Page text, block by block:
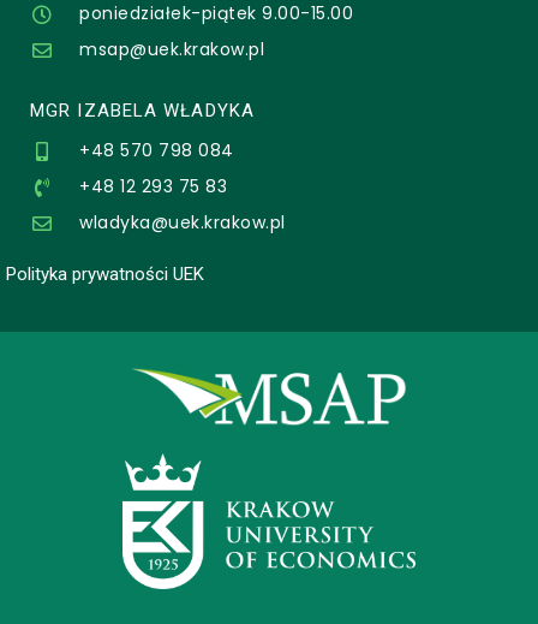
poniedziałek-piątek 9.00-15.00
msap@uek.krakow.pl
MGR IZABELA WŁADYKA
+48 570 798 084
+48 12 293 75 83
wladyka@uek.krakow.pl
Polityka prywatności UEK